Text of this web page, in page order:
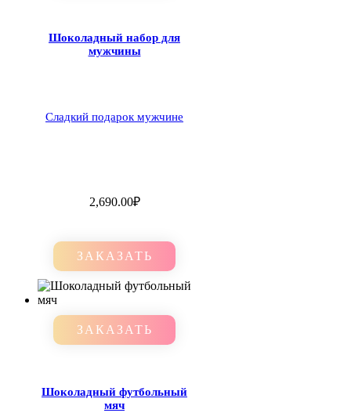
Шоколадный набор для
мужчины
Сладкий подарок мужчине
2,690.00₽
ЗАКАЗАТЬ
ЗАКАЗАТЬ
Шоколадный футбольный
мяч